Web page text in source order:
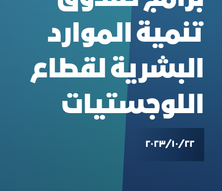
تنمية الموارد
البشرية لقطاع
اللوجستيات
٢٢‏/١٠‏/٢٠٢٣